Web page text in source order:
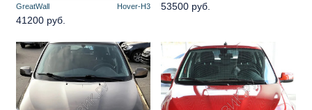
GreatWall Hover-H3
41200 руб.
53500 руб.